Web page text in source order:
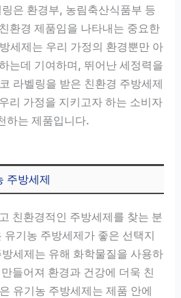
은 환경부, 농림축산식품부 등
환경 제품임을 나타내는 중요한
세제는 우리 가정의 환경뿐만 아
는데 기여하며, 뛰어난 세정력을
라벨링을 받은 친환경 주방세제
리 가정을 지키고자 하는 소비자
하는 제품입니다.
주방세제
친환경적인 주방세제를 찾는 분
기농 주방세제가 좋은 선택지
세제는 유해 화학물질을 사용하
들어져 환경과 건강에 더욱 친
유기농 주방세제는 제품 안에